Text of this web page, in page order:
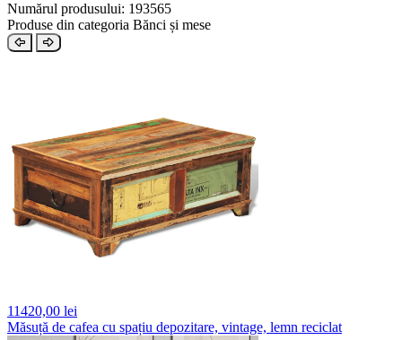
Numărul produsului: 193565
Produse din categoria Bănci și mese
11420,00 lei
Măsuță de cafea cu spațiu depozitare, vintage, lemn reciclat